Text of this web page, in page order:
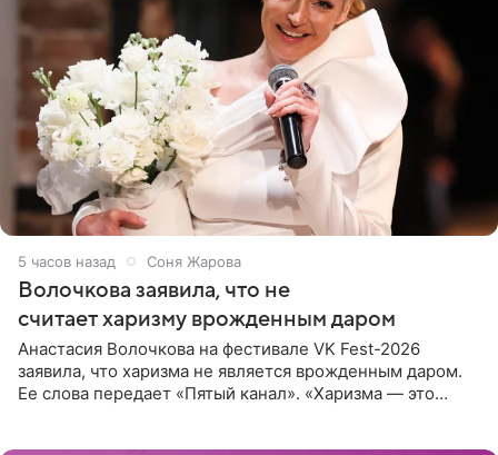
5 часов назад Соня Жарова
Волочкова заявила, что не
считает харизму врожденным даром
Анастасия Волочкова на фестивале VK Fest-2026
заявила, что харизма не является врожденным даром.
Ее слова передает «Пятый канал». «Харизма — это